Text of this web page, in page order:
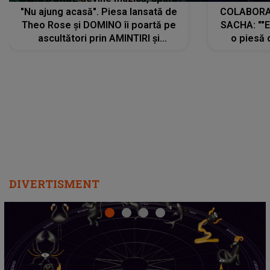
"Nu ajung acasă". Piesa lansată de
Theo Rose și DOMINO îi poartă pe
ascultători prin AMINTIRI și
SACHA:
o piesă
DIVERTISMENT